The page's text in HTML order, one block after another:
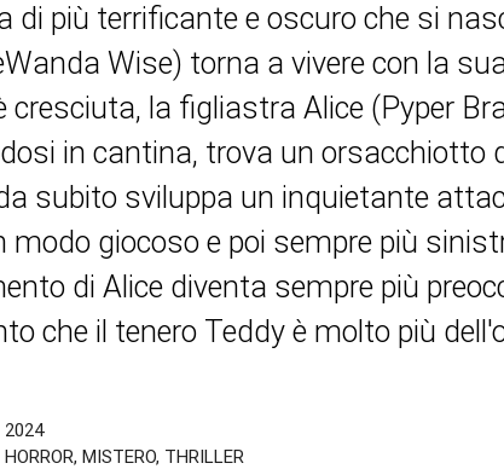
di più terrificante e oscuro che si
Wise) torna a vivere con la
cresciuta, la figliastra Alice (Pyper
in cantina, trova un orsacchiotto
subito sviluppa un inquietante
modo giocoso e poi sempre più
di Alice diventa sempre più
che il tenero Teddy è molto più
2024
HORROR, MISTERO, THRILLER